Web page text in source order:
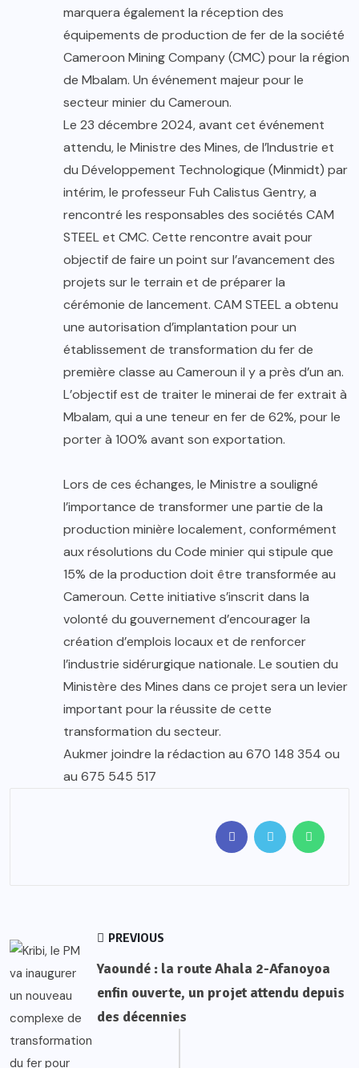
marquera également la réception des
équipements de production de fer de la société
Cameroon Mining Company (CMC) pour la région
de Mbalam. Un événement majeur pour le
secteur minier du Cameroun.
Le 23 décembre 2024, avant cet événement
attendu, le Ministre des Mines, de l’Industrie et
du Développement Technologique (Minmidt) par
intérim, le professeur Fuh Calistus Gentry, a
rencontré les responsables des sociétés CAM
STEEL et CMC. Cette rencontre avait pour
objectif de faire un point sur l’avancement des
projets sur le terrain et de préparer la
cérémonie de lancement. CAM STEEL a obtenu
une autorisation d’implantation pour un
établissement de transformation du fer de
première classe au Cameroun il y a près d’un an.
L’objectif est de traiter le minerai de fer extrait à
Mbalam, qui a une teneur en fer de 62%, pour le
porter à 100% avant son exportation.
Lors de ces échanges, le Ministre a souligné
l’importance de transformer une partie de la
production minière localement, conformément
aux résolutions du Code minier qui stipule que
15% de la production doit être transformée au
Cameroun. Cette initiative s’inscrit dans la
volonté du gouvernement d’encourager la
création d’emplois locaux et de renforcer
l’industrie sidérurgique nationale. Le soutien du
Ministère des Mines dans ce projet sera un levier
important pour la réussite de cette
transformation du secteur.
Aukmer joindre la rédaction au 670 148 354 ou
au 675 545 517
PREVIOUS
Yaoundé : la route Ahala 2-Afanoyoa
enfin ouverte, un projet attendu depuis
des décennies